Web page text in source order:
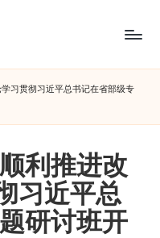
习贯彻习近平总书记在省部级专
利推进改
习近平总
研讨班开